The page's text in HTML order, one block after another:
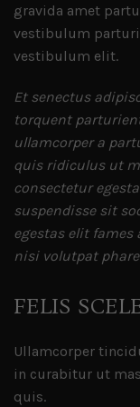
gravida amet
vestibulum
vestibulum elit.
Et senectus
torquent
ullamcorper a
quis ridiculus ut
consectetur
suspendisse sit
egestas elit fames
nisi volutpat
FELIS
Ullamcorper
in curabitur ut
quis.